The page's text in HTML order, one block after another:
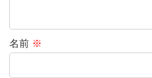
名前 ※